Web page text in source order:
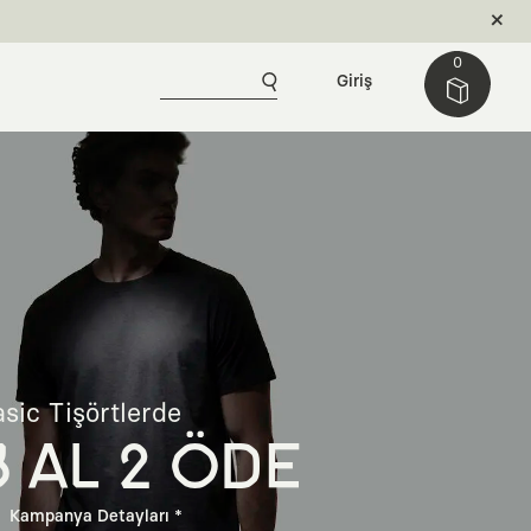
0
Giriş
Tişörtlerde
AL 2 ÖDE
Kampanya Detayları *